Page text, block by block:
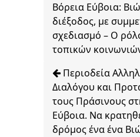
Βόρεια Εύβοια:
διέξοδος, με
σχεδιασμό – Ο
τοπικών
Περιοδεία
Διαλόγου και
τους Πράσινους
Εύβοια. Να
δρόμος ένα ένα